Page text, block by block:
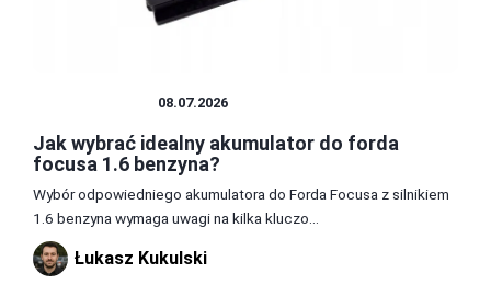
08.07.2026
Jak wybrać idealny akumulator do forda
focusa 1.6 benzyna?
Wybór odpowiedniego akumulatora do Forda Focusa z silnikiem
1.6 benzyna wymaga uwagi na kilka kluczo...
Łukasz Kukulski